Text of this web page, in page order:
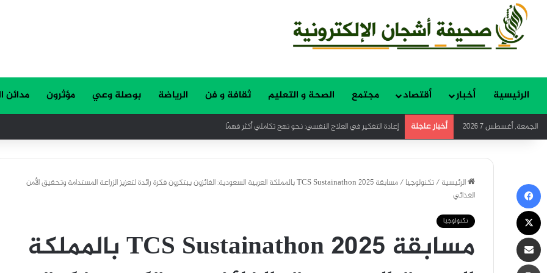
الرئيسية أخبار أقتصاد مجتمع الصحة و التعليم ثقافة و فن الرياضة بوصلة وعي مؤثرون مدائن
الجمعة, أغسطس 7 2026 أخبار عاجلة نادي ملتقى المبدعين الثقافي يناقش الوعي التاريخي ودوره في صناعة المستقبل
الرئيسية/تكنولوجيا/
مسابقة TCS Sustainathon 2025 بالمملكة العربية السعودية: الفائزون يبتكرون فكرة رائدة لتعزيز الزراعة المستدامة وتحقيق الأمن
الغذائي
تكنولوجيا
مسابقة TCS Sustainathon 2025 بالمملكة